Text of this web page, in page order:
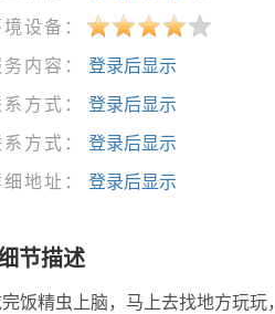
设备：
内容：
登录后显示
方式：
登录后显示
方式：
登录后显示
地址：
登录后显示
节描述
饭精虫上脑，马上去找地方玩